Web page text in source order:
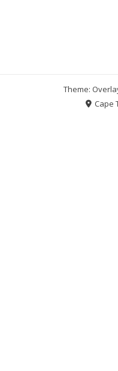
Theme:
Cape